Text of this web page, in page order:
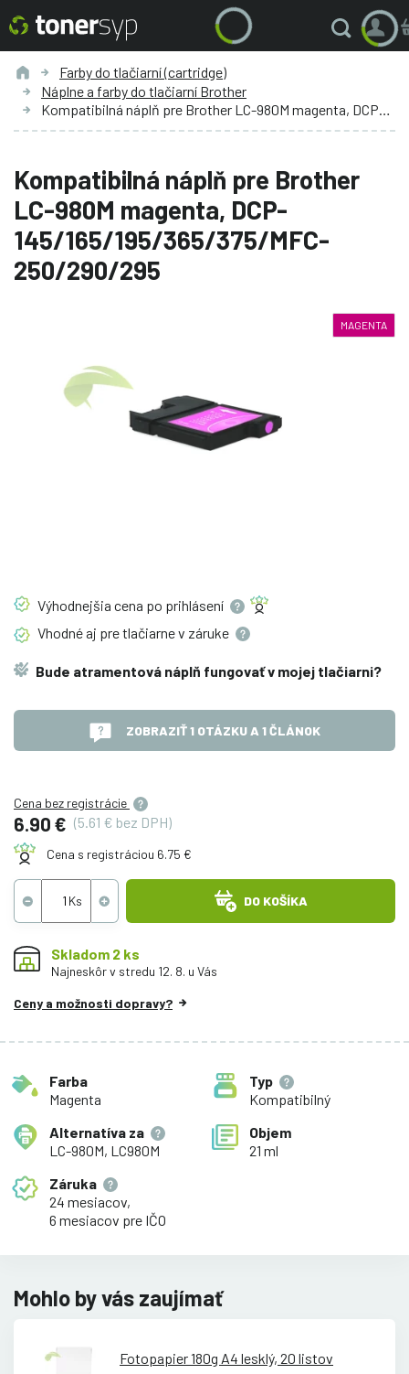
Farby do tlačiarní (cartridge)
Náplne a farby do tlačiarní Brother
Kompatibilná náplň pre Brother LC-980M magenta, DCP-145/165/195/365/375/MFC-250/290/295
Kompatibilná náplň pre Brother
LC-980M magenta, DCP-
145/165/195/365/375/MFC-
250/290/295
MAGENTA
Výhodnejšia cena po prihlásení
Vhodné aj pre tlačiarne v záruke
Bude atramentová náplň fungovať v mojej tlačiarni?
ZOBRAZIŤ 1 OTÁZKU A 1 ČLÁNOK
Cena bez registrácie
6.90 € (5.61 € bez DPH)
Cena s registráciou 6.75 €
DO KOŠÍKA
Skladom 2 ks
Najneskôr v stredu 12. 8. u Vás
Ceny a možnosti dopravy?
Farba
Magenta
Typ
Kompatibilný
Alternatíva za
LC-980M, LC980M
Objem
21 ml
Záruka
24 mesiacov,
6 mesiacov pre IČO
Mohlo by vás zaujímať
Fotopapier 180g A4 lesklý, 20 listov